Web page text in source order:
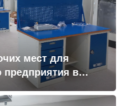
мест для
предприятия в